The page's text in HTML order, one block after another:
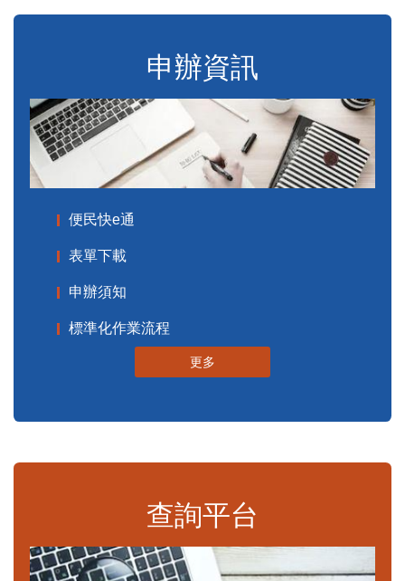
申辦資訊
便民快e通
表單下載
申辦須知
標準化作業流程
更多
查詢平台